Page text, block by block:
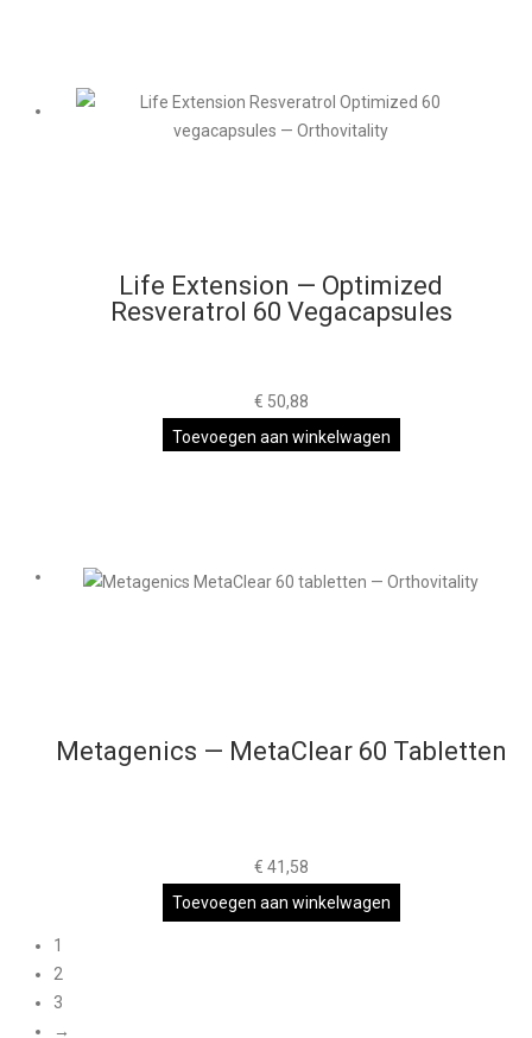
Life Extension — Optimized
Resveratrol 60 Vegacapsules
€ 50,88
Toevoegen aan winkelwagen
Metagenics — MetaClear 60 Tabletten
€ 41,58
Toevoegen aan winkelwagen
1
2
3
→